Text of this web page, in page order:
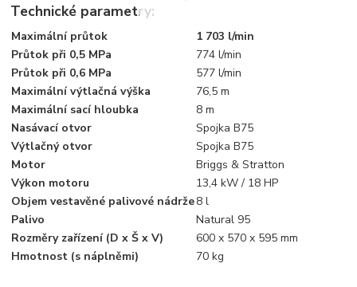
Technické parametry:
Maximální průtok
1 703 l/min
Průtok při 0,5 MPa
774 l/min
Průtok při 0,6 MPa
577 l/min
Maximální výtlačná výška
76,5 m
Maximální sací hloubka
8 m
Nasávací otvor
Spojka B75
Výtlačný otvor
Spojka B75
Motor
Briggs & Stratton
Výkon motoru
13,4 kW / 18 HP
Objem vestavěné palivové nádrže8 l
Palivo
Natural 95
Rozměry zařízení (D x Š x V)
600 x 570 x 595 mm
Hmotnost (s náplněmi)
70 kg